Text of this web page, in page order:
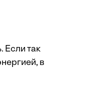
Если так
в